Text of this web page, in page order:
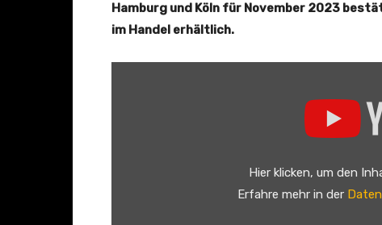
Hamburg und Köln für November 2023
im Handel erhältlich.
Hier klicken, um den
Erfahre mehr in der